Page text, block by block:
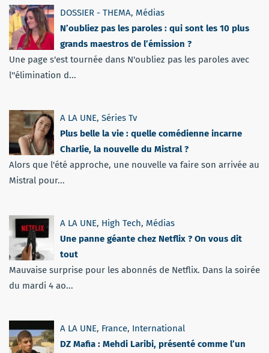
DOSSIER - THEMA, Médias
N’oubliez pas les paroles : qui sont les 10 plus
grands maestros de l’émission ?
Une page s'est tournée dans N'oubliez pas les paroles avec
l''élimination d...
A LA UNE, Séries Tv
Plus belle la vie : quelle comédienne incarne
Charlie, la nouvelle du Mistral ?
Alors que l'été approche, une nouvelle va faire son arrivée au
Mistral pour...
A LA UNE, High Tech, Médias
Une panne géante chez Netflix ? On vous dit
tout
Mauvaise surprise pour les abonnés de Netflix. Dans la soirée
du mardi 4 ao...
A LA UNE, France, International
DZ Mafia : Mehdi Laribi, présenté comme l’un